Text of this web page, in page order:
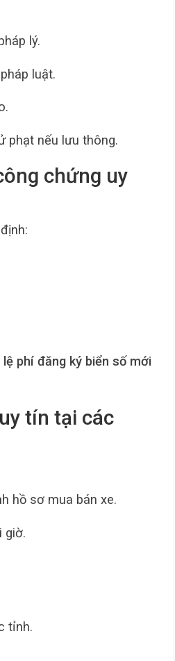
lý.
luật.
phạt nếu lưu thông.
chứng uy
lệ phí đăng ký biển số mới
tín tại các
hồ sơ mua bán xe.
giờ.
tỉnh.